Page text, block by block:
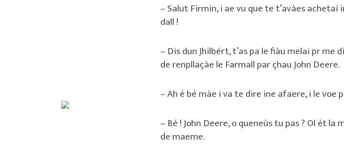
– Salut Firmin, i ae vu que te t’avàes
dall !
– Dis dun Jhilbért, t’as pa le fiàu melai pr me
de renpllaçàe le Farmall par çhau John Deere.
– Ah é bé màe i va te dire ine afaere, i le voe
– Bé ! John Deere, o queneùs tu pas ? Ol ét
de maeme.